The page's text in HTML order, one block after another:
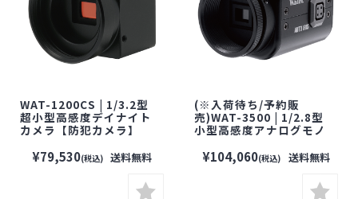
WAT-1200CS | 1/3.2型
超小型高感度デイナイト
カメラ【防犯カメラ】
メラ】【セキュリティーカ
メラ】【WATEC】【ワテ
¥79,530(税込) 送料無料
(※入荷待ち/予約販
売)WAT-3500 | 1/2.8型
小型高感度アナログモノ
ラ】【監視カメラ】【小
型カメラ】【セキュリティ
ーカメラ】【WATEC】
¥104,060(税込) 送料無料